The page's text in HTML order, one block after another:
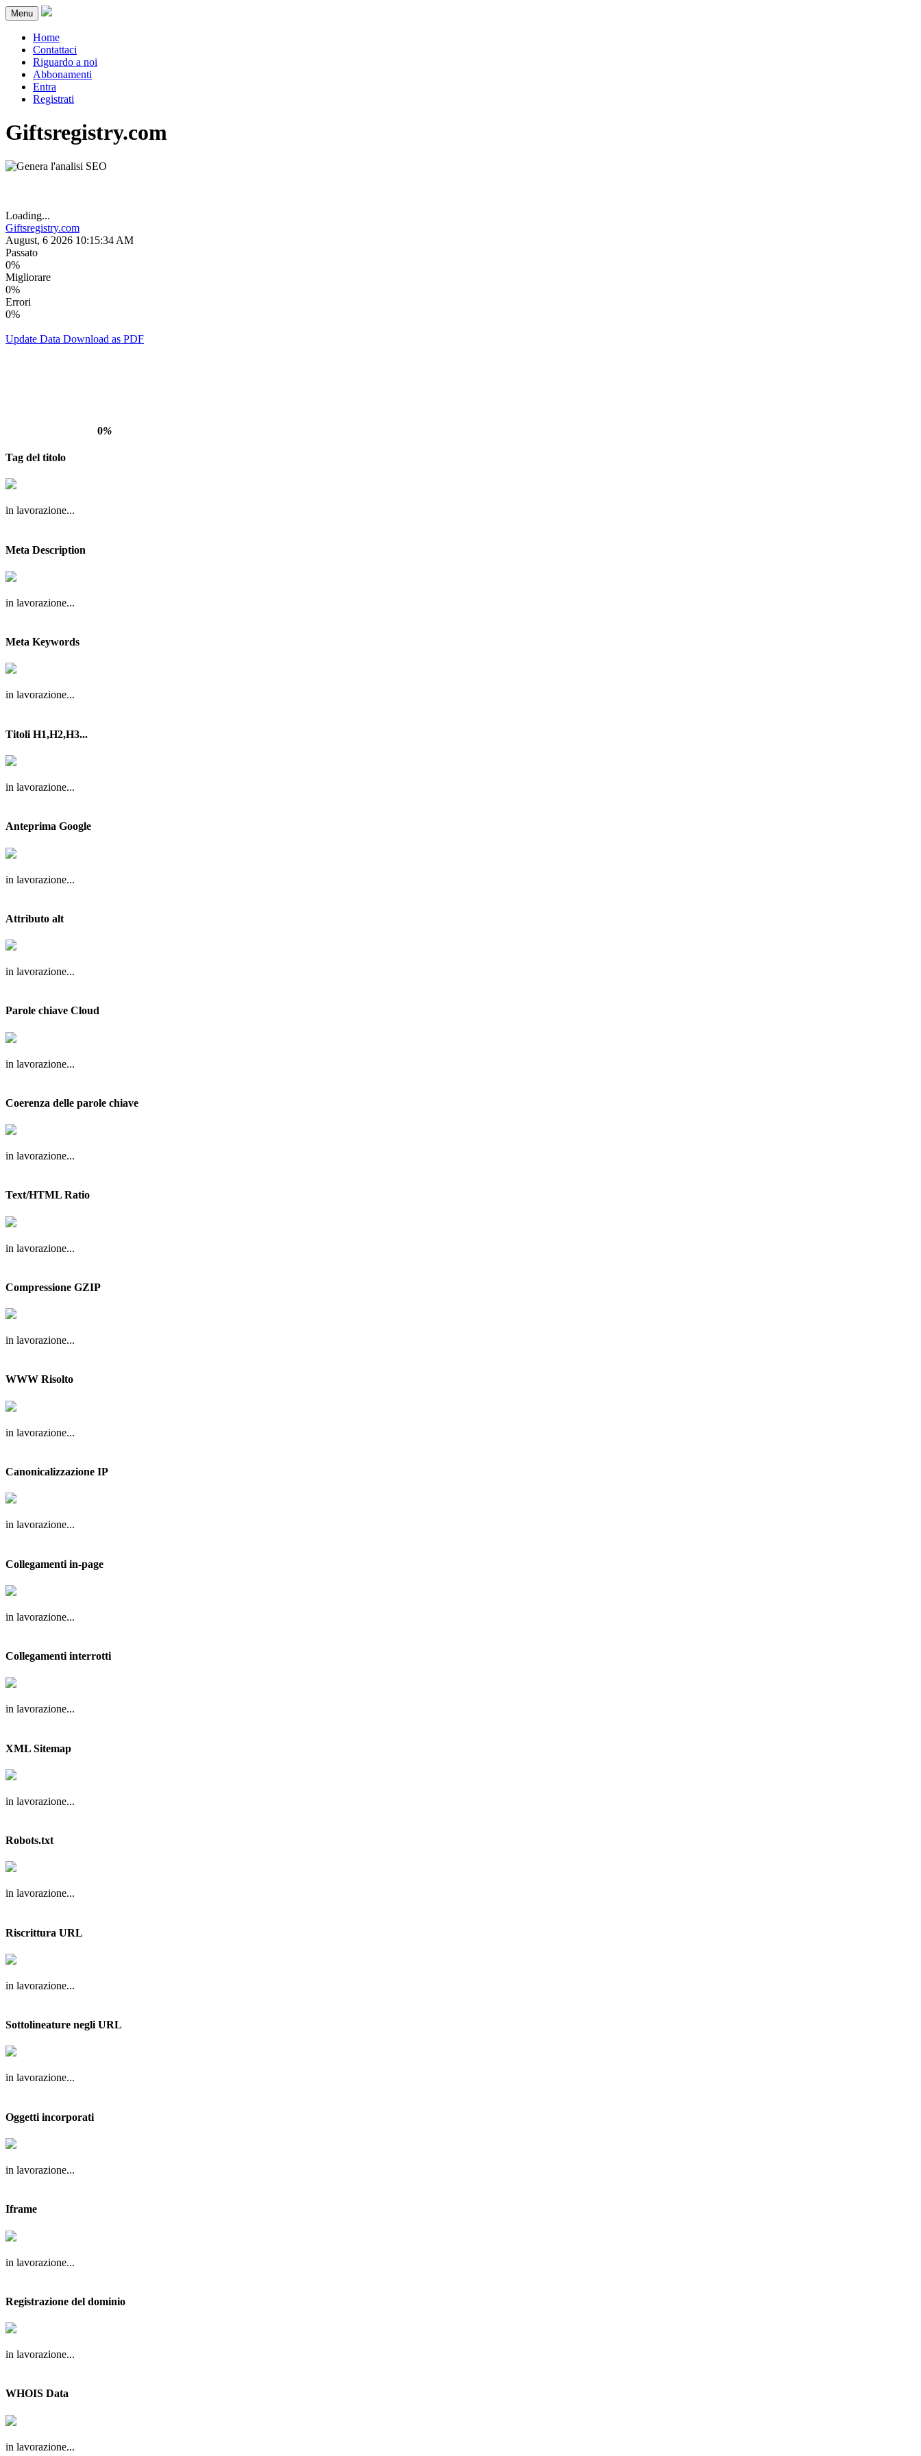
Menu
Home
Contattaci
Riguardo a noi
Abbonamenti
Entra
Registrati
Giftsregistry.com
Loading...
Giftsregistry.com
August, 6 2026 10:15:34 AM
Passato
0%
Migliorare
0%
Errori
0%
Update Data Download as PDF
0%
Tag del titolo
in lavorazione...
Meta Description
in lavorazione...
Meta Keywords
in lavorazione...
Titoli H1,H2,H3...
in lavorazione...
Anteprima Google
in lavorazione...
Attributo alt
in lavorazione...
Parole chiave Cloud
in lavorazione...
Coerenza delle parole chiave
in lavorazione...
Text/HTML Ratio
in lavorazione...
Compressione GZIP
in lavorazione...
WWW Risolto
in lavorazione...
Canonicalizzazione IP
in lavorazione...
Collegamenti in-page
in lavorazione...
Collegamenti interrotti
in lavorazione...
XML Sitemap
in lavorazione...
Robots.txt
in lavorazione...
Riscrittura URL
in lavorazione...
Sottolineature negli URL
in lavorazione...
Oggetti incorporati
in lavorazione...
Iframe
in lavorazione...
Registrazione del dominio
in lavorazione...
WHOIS Data
in lavorazione...